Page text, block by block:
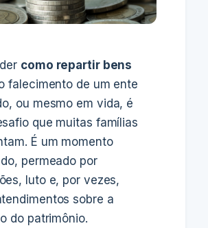
como repartir bens
falecimento de um ente
ou mesmo em vida, é
que muitas famílias
É um momento
permeado por
luto e, por vezes,
sobre a
do patrimônio.